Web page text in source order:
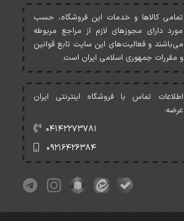
تمامی کالاها و خدمات اين فروشگاه، حسب
مورد دارای مجوزهای لازم از مراجع مربوطه
می‌باشند و فعاليت‌های اين سايت تابع قوانين
و مقررات جمهوری اسلامی ايران است.
اطلاعات تماس با فروشگاه اینترنتی ایران
عرضه:
۰۴۱۴۲۲۷۳۷۸۱
۰۹۲۱۶۴۲۶۳۸۴